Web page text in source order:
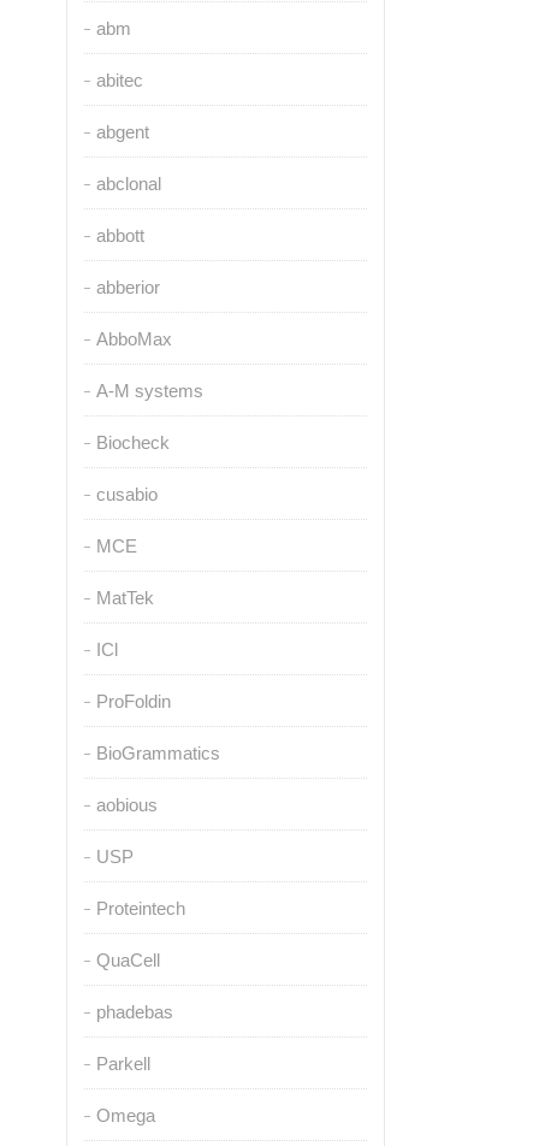
abm
abitec
abgent
abclonal
abbott
abberior
AbboMax
A-M systems
Biocheck
cusabio
MCE
MatTek
ICl
ProFoldin
BioGrammatics
aobious
USP
Proteintech
QuaCell
phadebas
Parkell
Omega